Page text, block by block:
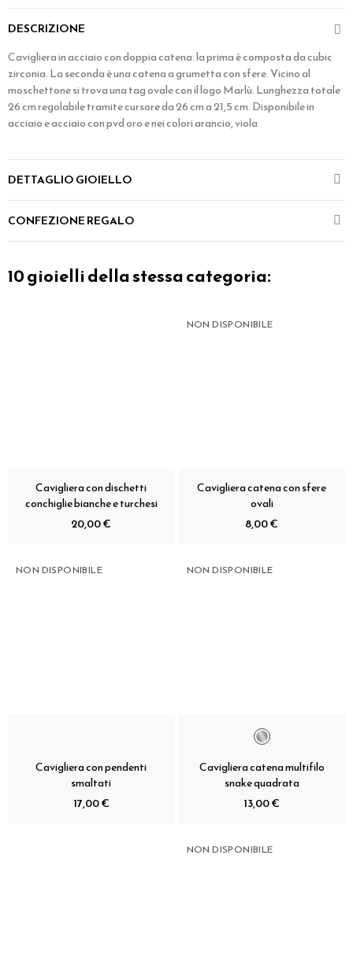
DESCRIZIONE
Cavigliera in acciaio con doppia catena: la prima è composta da cubic
zirconia. La seconda è una catena a grumetta con sfere. Vicino al
moschettone si trova una tag ovale con il logo Marlù. Lunghezza totale
26 cm regolabile tramite cursore da 26 cm a 21,5 cm. Disponibile in
acciaio e acciaio con pvd oro e nei colori arancio, viola
DETTAGLIO GIOIELLO
CONFEZIONE REGALO
10 gioielli della stessa categoria:
Cavigliera con dischetti
conchiglie bianche e turchesi
20,00 €
NON DISPONIBILE
Cavigliera catena con sfere
ovali
8,00 €
NON DISPONIBILE
Cavigliera con pendenti
smaltati
17,00 €
NON DISPONIBILE
Cavigliera catena multifilo
snake quadrata
13,00 €
NON DISPONIBILE